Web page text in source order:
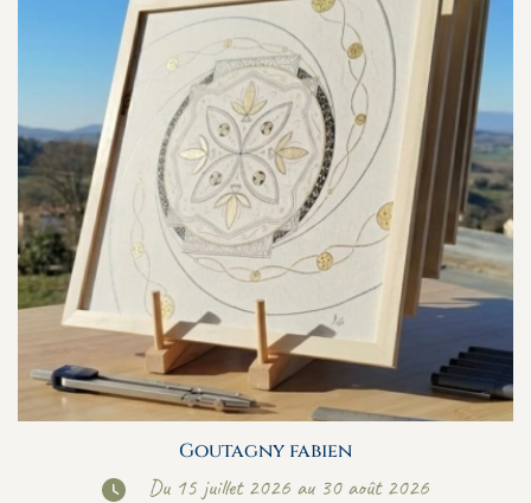
Goutagny fabien
Du 15 juillet 2026 au 30 août 2026